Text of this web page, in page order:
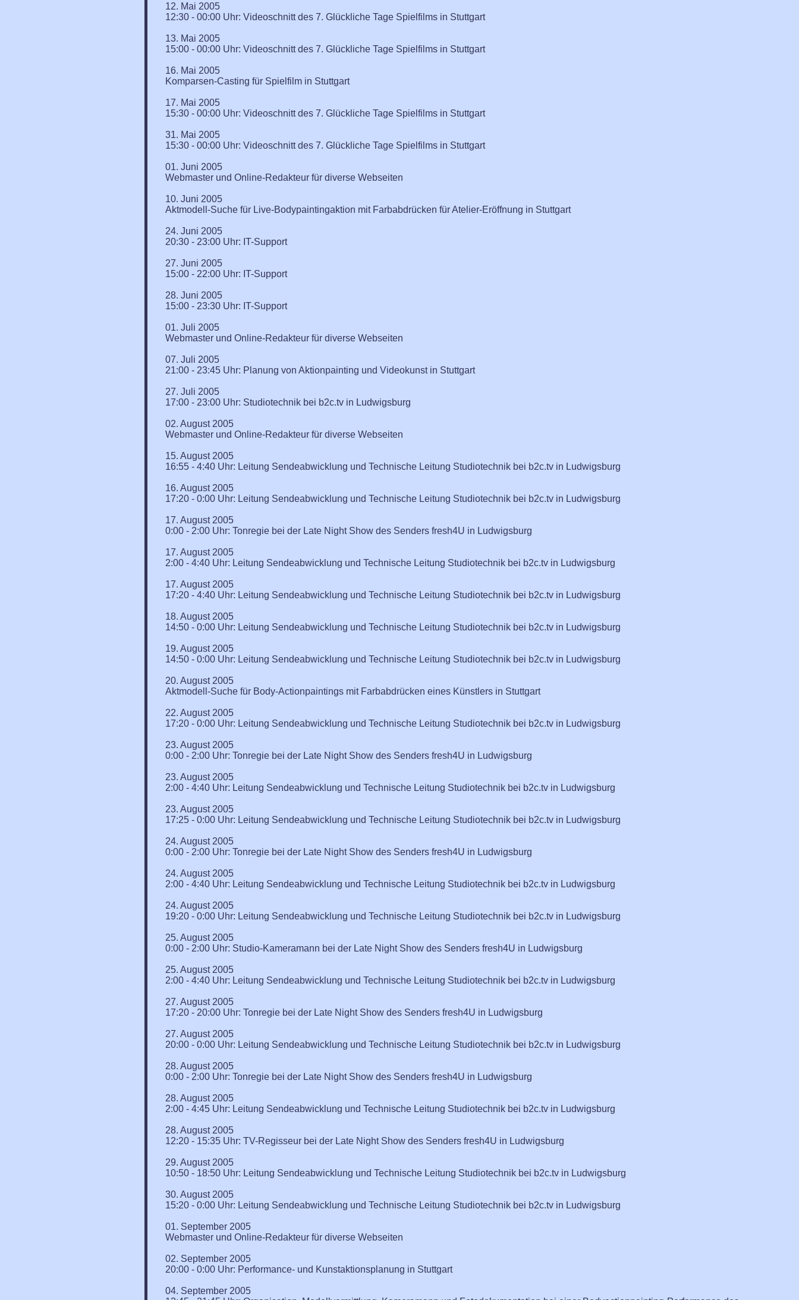
12. Mai 2005
12:30 - 00:00 Uhr: Videoschnitt des 7. Glückliche Tage Spielfilms in Stuttgart
13. Mai 2005
15:00 - 00:00 Uhr: Videoschnitt des 7. Glückliche Tage Spielfilms in Stuttgart
16. Mai 2005
Komparsen-Casting für Spielfilm in Stuttgart
17. Mai 2005
15:30 - 00:00 Uhr: Videoschnitt des 7. Glückliche Tage Spielfilms in Stuttgart
31. Mai 2005
15:30 - 00:00 Uhr: Videoschnitt des 7. Glückliche Tage Spielfilms in Stuttgart
01. Juni 2005
Webmaster und Online-Redakteur für diverse Webseiten
10. Juni 2005
Aktmodell-Suche für Live-Bodypaintingaktion mit Farbabdrücken für Atelier-Eröffnung in Stuttgart
24. Juni 2005
20:30 - 23:00 Uhr: IT-Support
27. Juni 2005
15:00 - 22:00 Uhr: IT-Support
28. Juni 2005
15:00 - 23:30 Uhr: IT-Support
01. Juli 2005
Webmaster und Online-Redakteur für diverse Webseiten
07. Juli 2005
21:00 - 23:45 Uhr: Planung von Aktionpainting und Videokunst in Stuttgart
27. Juli 2005
17:00 - 23:00 Uhr: Studiotechnik bei b2c.tv in Ludwigsburg
02. August 2005
Webmaster und Online-Redakteur für diverse Webseiten
15. August 2005
16:55 - 4:40 Uhr: Leitung Sendeabwicklung und Technische Leitung Studiotechnik bei b2c.tv in Ludwigsburg
16. August 2005
17:20 - 0:00 Uhr: Leitung Sendeabwicklung und Technische Leitung Studiotechnik bei b2c.tv in Ludwigsburg
17. August 2005
0:00 - 2:00 Uhr: Tonregie bei der Late Night Show des Senders fresh4U in Ludwigsburg
17. August 2005
2:00 - 4:40 Uhr: Leitung Sendeabwicklung und Technische Leitung Studiotechnik bei b2c.tv in Ludwigsburg
17. August 2005
17:20 - 4:40 Uhr: Leitung Sendeabwicklung und Technische Leitung Studiotechnik bei b2c.tv in Ludwigsburg
18. August 2005
14:50 - 0:00 Uhr: Leitung Sendeabwicklung und Technische Leitung Studiotechnik bei b2c.tv in Ludwigsburg
19. August 2005
14:50 - 0:00 Uhr: Leitung Sendeabwicklung und Technische Leitung Studiotechnik bei b2c.tv in Ludwigsburg
20. August 2005
Aktmodell-Suche für Body-Actionpaintings mit Farbabdrücken eines Künstlers in Stuttgart
22. August 2005
17:20 - 0:00 Uhr: Leitung Sendeabwicklung und Technische Leitung Studiotechnik bei b2c.tv in Ludwigsburg
23. August 2005
0:00 - 2:00 Uhr: Tonregie bei der Late Night Show des Senders fresh4U in Ludwigsburg
23. August 2005
2:00 - 4:40 Uhr: Leitung Sendeabwicklung und Technische Leitung Studiotechnik bei b2c.tv in Ludwigsburg
23. August 2005
17:25 - 0:00 Uhr: Leitung Sendeabwicklung und Technische Leitung Studiotechnik bei b2c.tv in Ludwigsburg
24. August 2005
0:00 - 2:00 Uhr: Tonregie bei der Late Night Show des Senders fresh4U in Ludwigsburg
24. August 2005
2:00 - 4:40 Uhr: Leitung Sendeabwicklung und Technische Leitung Studiotechnik bei b2c.tv in Ludwigsburg
24. August 2005
19:20 - 0:00 Uhr: Leitung Sendeabwicklung und Technische Leitung Studiotechnik bei b2c.tv in Ludwigsburg
25. August 2005
0:00 - 2:00 Uhr: Studio-Kameramann bei der Late Night Show des Senders fresh4U in Ludwigsburg
25. August 2005
2:00 - 4:40 Uhr: Leitung Sendeabwicklung und Technische Leitung Studiotechnik bei b2c.tv in Ludwigsburg
27. August 2005
17:20 - 20:00 Uhr: Tonregie bei der Late Night Show des Senders fresh4U in Ludwigsburg
27. August 2005
20:00 - 0:00 Uhr: Leitung Sendeabwicklung und Technische Leitung Studiotechnik bei b2c.tv in Ludwigsburg
28. August 2005
0:00 - 2:00 Uhr: Tonregie bei der Late Night Show des Senders fresh4U in Ludwigsburg
28. August 2005
2:00 - 4:45 Uhr: Leitung Sendeabwicklung und Technische Leitung Studiotechnik bei b2c.tv in Ludwigsburg
28. August 2005
12:20 - 15:35 Uhr: TV-Regisseur bei der Late Night Show des Senders fresh4U in Ludwigsburg
29. August 2005
10:50 - 18:50 Uhr: Leitung Sendeabwicklung und Technische Leitung Studiotechnik bei b2c.tv in Ludwigsburg
30. August 2005
15:20 - 0:00 Uhr: Leitung Sendeabwicklung und Technische Leitung Studiotechnik bei b2c.tv in Ludwigsburg
01. September 2005
Webmaster und Online-Redakteur für diverse Webseiten
02. September 2005
20:00 - 0:00 Uhr: Performance- und Kunstaktionsplanung in Stuttgart
04. September 2005